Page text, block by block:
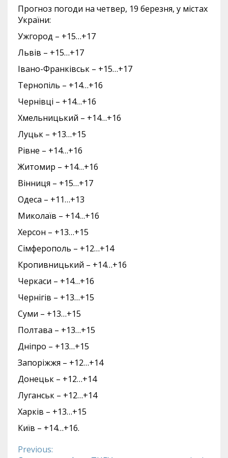
Прогноз погоди на четвер, 19 березня, у містах
України:
Ужгород – +15…+17
Львів – +15…+17
Івано-Франківськ – +15…+17
Тернопіль – +14…+16
Чернівці – +14…+16
Хмельницький – +14…+16
Луцьк – +13…+15
Рівне – +14…+16
Житомир – +14…+16
Вінниця – +15…+17
Одеса – +11…+13
Миколаїв – +14…+16
Херсон – +13…+15
Сімферополь – +12…+14
Кропивницький – +14…+16
Черкаси – +14…+16
Чернігів – +13…+15
Суми – +13…+15
Полтава – +13…+15
Дніпро – +13…+15
Запоріжжя – +12…+14
Донецьк – +12…+14
Луганськ – +12…+14
Харків – +13…+15
Київ – +14…+16.
Previous: